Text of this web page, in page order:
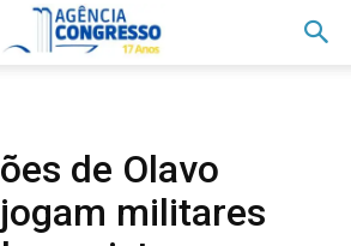
de Olavo
militares